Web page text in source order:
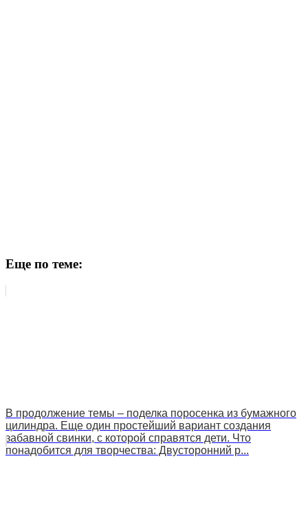
Еще по теме:
В продолжение темы – поделка поросенка из бумажного
цилиндра. Еще один простейший вариант создания
забавной свинки, с которой справятся дети. Что
понадобится для творчества: Двусторонний р...